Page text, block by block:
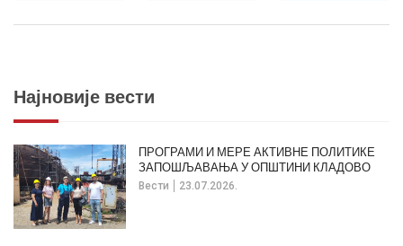
Најновије вести
Вести 23.07.2026.
ПРОГРАМИ И МЕРЕ АКТИВНЕ ПОЛИТИКЕ
ЗАПОШЉАВАЊА У ОПШТИНИ КЛАДОВО